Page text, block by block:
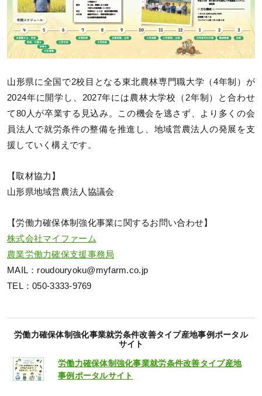
山形県に全国で2校目となる東北農林専門職大学（4年制）が
2024年に開学し、2027年には農林大学校（2年制）と合わせ
て80人が卒業する見込み。この機会を逃さず、より多くの会
員法人で就労条件の整備を推進し、地域営農法人の発展を支
援していく構えです。
【取材協力】
山形県地域営農法人協議会
【労働力確保体制強化事業に関するお問い合わせ】
株式会社マイファーム
農業労働力確保支援事務局
MAIL：roudouryoku@myfarm.co.jp
TEL：050-3333-9769
労働力確保体制強化事業就労条件改善タイプ産地事例ポータル
サイト
労働力確保体制強化事業就労条件改善タイプ産地
事例ポータルサイト